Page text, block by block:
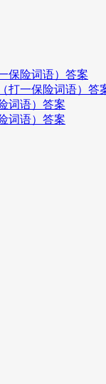
保险词语）答案
打一保险词语）答
词语）答案
词语）答案